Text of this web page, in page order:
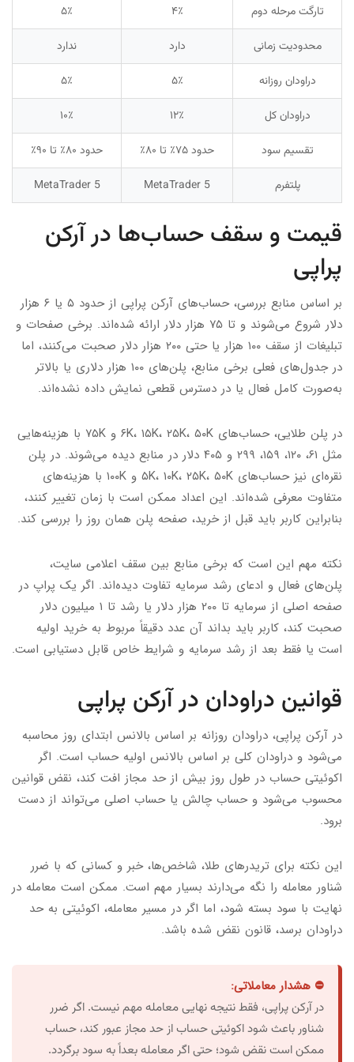
تارگت مرحله دوم ۴٪ ۵٪
محدودیت زمانی دارد ندارد
دراودان روزانه ۵٪ ۵٪
دراودان کل ۱۲٪ ۱۰٪
تقسیم سود حدود ۷۵٪ تا ۸۰٪ حدود ۸۰٪ تا ۹۰٪
پلتفرم MetaTrader 5
MetaTrader 5
قیمت و سقف حساب‌ها در آرکن
پراپی
بر اساس منابع بررسی، حساب‌های آرکن پراپی از حدود ۵ یا ۶ هزار
دلار شروع می‌شوند و تا ۷۵ هزار دلار ارائه شده‌اند. برخی صفحات و
تبلیغات از سقف ۱۰۰ هزار یا حتی ۲۰۰ هزار دلار صحبت می‌کنند، اما
در جدول‌های فعلی برخی منابع، پلن‌های ۱۰۰ هزار دلاری یا بالاتر
به‌صورت کامل فعال یا در دسترس قطعی نمایش داده نشده‌اند.
در پلن طلایی، حساب‌های ۶K، ۱۵K، ۲۵K، ۵۰K و ۷۵K با هزینه‌هایی
مثل ۶۱، ۱۲۰، ۱۵۹، ۲۹۹ و ۴۰۵ دلار در منابع دیده می‌شوند. در پلن
نقره‌ای نیز حساب‌های ۵K، ۱۰K، ۲۵K، ۵۰K و ۱۰۰K با هزینه‌های
متفاوت معرفی شده‌اند. این اعداد ممکن است با زمان تغییر کنند،
بنابراین کاربر باید قبل از خرید، صفحه پلن همان روز را بررسی کند.
نکته مهم این است که برخی منابع بین سقف اعلامی سایت،
پلن‌های فعال و ادعای رشد سرمایه تفاوت دیده‌اند. اگر یک پراپ در
صفحه اصلی از سرمایه تا ۲۰۰ هزار دلار یا رشد تا ۱ میلیون دلار
صحبت کند، کاربر باید بداند آن عدد دقیقاً مربوط به خرید اولیه
است یا فقط بعد از رشد سرمایه و شرایط خاص قابل دستیابی است.
قوانین دراودان در آرکن پراپی
در آرکن پراپی، دراودان روزانه بر اساس بالانس ابتدای روز محاسبه
می‌شود و دراودان کلی بر اساس بالانس اولیه حساب است. اگر
اکوئیتی حساب در طول روز بیش از حد مجاز افت کند، نقض قوانین
محسوب می‌شود و حساب چالش یا حساب اصلی می‌تواند از دست
برود.
این نکته برای تریدرهای طلا، شاخص‌ها، خبر و کسانی که با ضرر
شناور معامله را نگه می‌دارند بسیار مهم است. ممکن است معامله در
نهایت با سود بسته شود، اما اگر در مسیر معامله، اکوئیتی به حد
دراودان برسد، قانون نقض شده باشد.
⛔ هشدار معاملاتی:
در آرکن پراپی، فقط نتیجه نهایی معامله مهم نیست. اگر ضرر
شناور باعث شود اکوئیتی حساب از حد مجاز عبور کند، حساب
ممکن است نقض شود؛ حتی اگر معامله بعداً به سود برگردد.